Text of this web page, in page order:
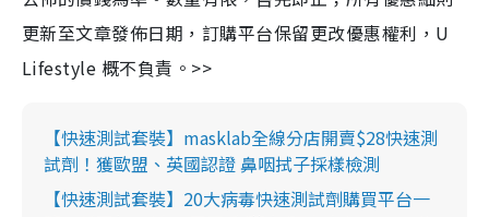
更新至文章發佈日期，訂購平台保留更改優惠權利，U
Lifestyle 概不負責。>>
【快速測試套裝】masklab全線分店開賣$28快速測
試劑！獲歐盟、英國認證 鼻咽拭子採樣檢測
【快速測試套裝】20大病毒快速測試劑購買平台一